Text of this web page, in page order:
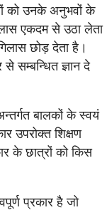
को उनके अनुभवों के
एकदम से उठा लेता
छोड़ देता है।
सम्बन्धित ज्ञान दे
बालकों के स्वयं
उपरोक्त शिक्षण
के छात्रों को किस
प्रकार है जो